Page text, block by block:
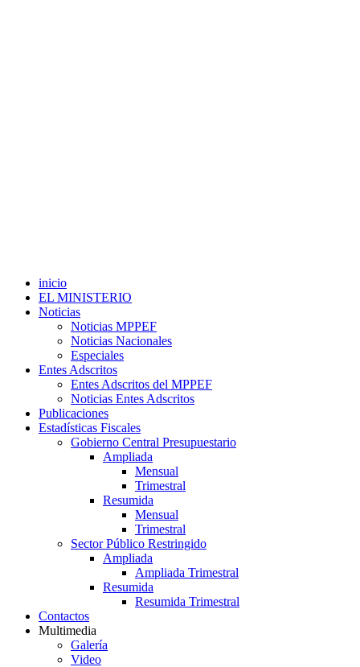
inicio
EL MINISTERIO
Noticias
Noticias MPPEF
Noticias Nacionales
Especiales
Entes Adscritos
Entes Adscritos del MPPEF
Noticias Entes Adscritos
Publicaciones
Estadísticas Fiscales
Gobierno Central Presupuestario
Ampliada
Mensual
Trimestral
Resumida
Mensual
Trimestral
Sector Público Restringido
Ampliada
Ampliada Trimestral
Resumida
Resumida Trimestral
Contactos
Multimedia
Galería
Video